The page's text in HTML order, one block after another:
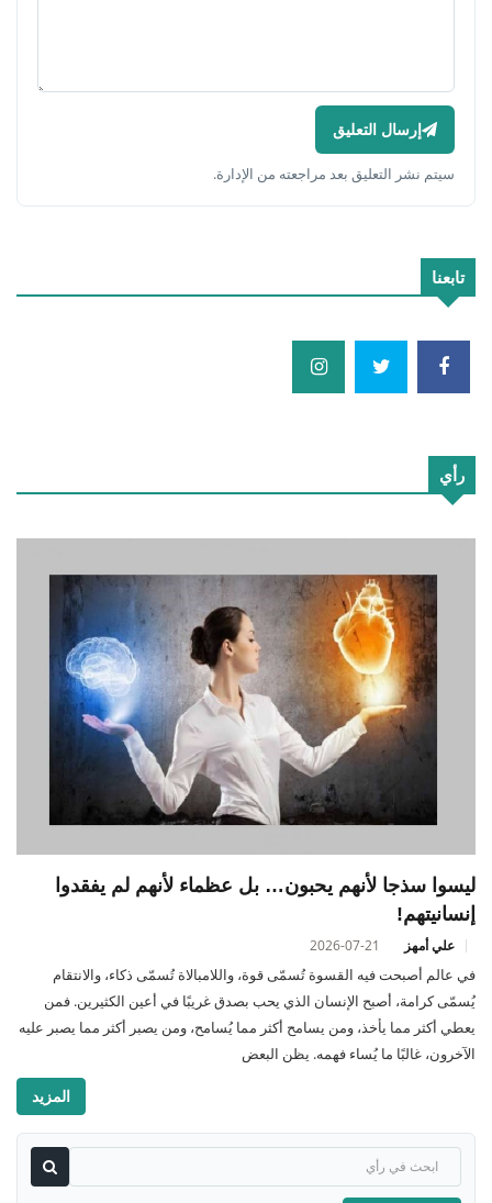
إرسال التعليق
سيتم نشر التعليق بعد مراجعته من الإدارة.
تابعنا
رأي
ليسوا سذجا لأنهم يحبون… بل عظماء لأنهم لم يفقدوا
إنسانيتهم!
علي أمهز 2026-07-21
في عالم أصبحت فيه القسوة تُسمّى قوة، واللامبالاة تُسمّى ذكاء، والانتقام
يُسمّى كرامة، أصبح الإنسان الذي يحب بصدق غريبًا في أعين الكثيرين. فمن
يعطي أكثر مما يأخذ، ومن يسامح أكثر مما يُسامح، ومن يصبر أكثر مما يصبر عليه
الآخرون، غالبًا ما يُساء فهمه. يظن البعض
المزيد